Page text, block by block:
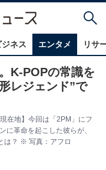
ネス エンタメ リサ
K-POPの常識を
レジェンド”で
在地】今回は「2PM」にフ
に革命を起こした彼らが、
は？ ※ 写真：アフロ